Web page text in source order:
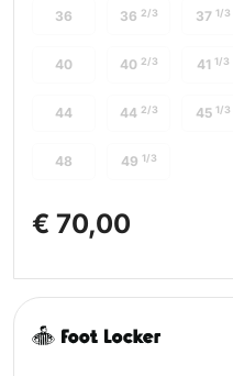
36 36 2/3 37 1/3
40 40 2/3 41 1/3
44 44 2/3 45 1/3
48 49 1/3
€ 70,00